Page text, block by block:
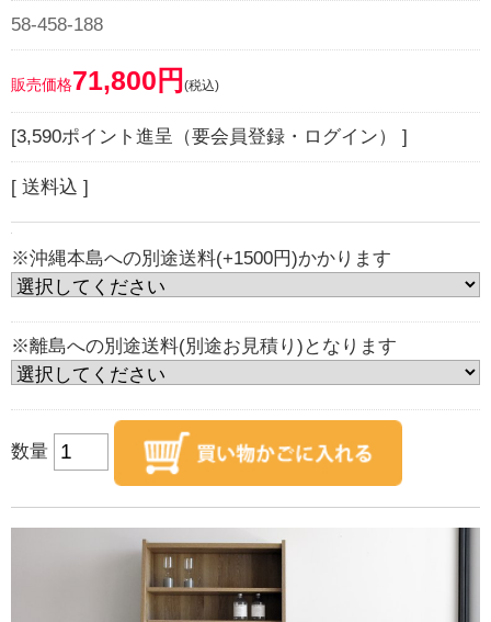
58-458-188
販売価格71,800円 (税込)
[3,590ポイント進呈（要会員登録・ログイン） ]
[ 送料込 ]
※沖縄本島への別途送料(+1500円)かかります
※離島への別途送料(別途お見積り)となります
数量